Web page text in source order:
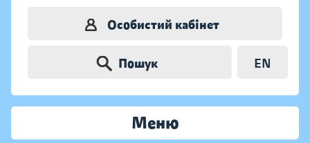
Особистий кабінет
Пошук EN
Меню